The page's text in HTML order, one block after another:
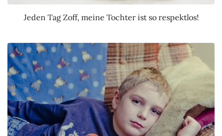
Jeden Tag Zoff, meine Tochter ist so respektlos!